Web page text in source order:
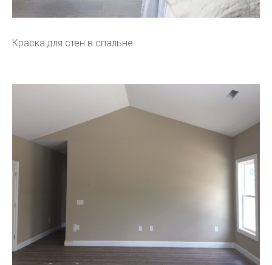
Краска для стен в спальне